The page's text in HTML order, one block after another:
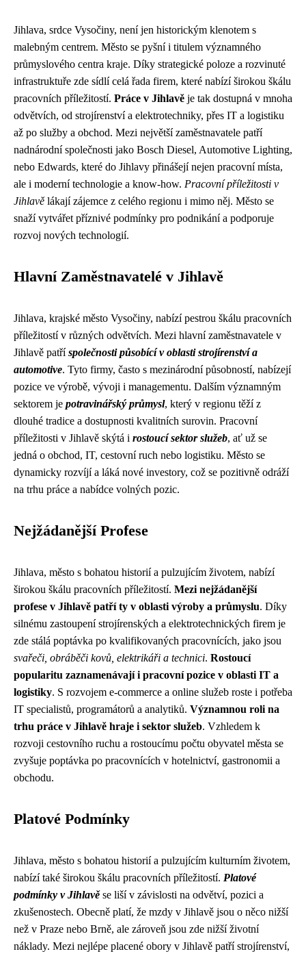
Jihlava, srdce Vysočiny, není jen historickým klenotem s
malebným centrem. Město se pyšní i titulem významného
průmyslového centra kraje. Díky strategické poloze a rozvinuté
infrastruktuře zde sídlí celá řada firem, které nabízí širokou škálu
pracovních příležitostí. Práce v Jihlavě je tak dostupná v mnoha
odvětvích, od strojírenství a elektrotechniky, přes IT a logistiku
až po služby a obchod. Mezi největší zaměstnavatele patří
nadnárodní společnosti jako Bosch Diesel, Automotive Lighting,
nebo Edwards, které do Jihlavy přinášejí nejen pracovní místa,
ale i moderní technologie a know-how. Pracovní příležitosti v
Jihlavě lákají zájemce z celého regionu i mimo něj. Město se
snaží vytvářet příznivé podmínky pro podnikání a podporuje
rozvoj nových technologií.
Hlavní Zaměstnavatelé v Jihlavě
Jihlava, krajské město Vysočiny, nabízí pestrou škálu pracovních
příležitostí v různých odvětvích. Mezi hlavní zaměstnavatele v
Jihlavě patříspolečnosti působící v oblasti strojírenství a
automotive. Tyto firmy, často s mezinárodní působností, nabízejí
pozice ve výrobě, vývoji i managementu. Dalším významným
sektorem je potravinářský průmysl, který v regionu těží z
dlouhé tradice a dostupnosti kvalitních surovin. Pracovní
příležitosti v Jihlavě skýtá i rostoucí sektor služeb, ať už se
jedná o obchod, IT, cestovní ruch nebo logistiku. Město se
dynamicky rozvíjí a láká nové investory, což se pozitivně odráží
na trhu práce a nabídce volných pozic.
Nejžádanější Profese
Jihlava, město s bohatou historií a pulzujícím životem, nabízí
širokou škálu pracovních příležitostí. Mezi nejžádanější
profese v Jihlavě patří ty v oblasti výroby a průmyslu. Díky
silnému zastoupení strojírenských a elektrotechnických firem je
zde stálá poptávka po kvalifikovaných pracovnících, jako jsou
svařeči, obráběči kovů, elektrikáři a technici. Rostoucí
popularitu zaznamenávají i pracovní pozice v oblasti IT a
logistiky. S rozvojem e-commerce a online služeb roste i potřeba
IT specialistů, programátorů a analytiků. Významnou roli na
trhu práce v Jihlavě hraje i sektor služeb. Vzhledem k
rozvoji cestovního ruchu a rostoucímu počtu obyvatel města se
zvyšuje poptávka po pracovnících v hotelnictví, gastronomii a
obchodu.
Platové Podmínky
Jihlava, město s bohatou historií a pulzujícím kulturním životem,
nabízí také širokou škálu pracovních příležitostí. Platové
podmínky v Jihlavěse liší v závislosti na odvětví, pozici a
zkušenostech. Obecně platí, že mzdy v Jihlavě jsou o něco nižší
než v Praze nebo Brně, ale zároveň jsou zde nižší životní
náklady. Mezi nejlépe placené obory v Jihlavě patří strojírenství,